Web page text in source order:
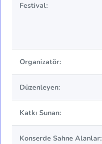
Festival:
Organizatör:
Düzenleyen:
Katkı Sunan:
Konserde Sahne Alanlar: